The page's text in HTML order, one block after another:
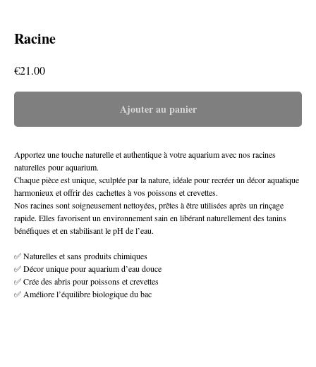
Racine
€21.00
Ajouter au panier
Apportez une touche naturelle et authentique à votre aquarium avec nos racines
naturelles pour aquarium.
Chaque pièce est unique, sculptée par la nature, idéale pour recréer un décor aquatique
harmonieux et offrir des cachettes à vos poissons et crevettes.
Nos racines sont soigneusement nettoyées, prêtes à être utilisées après un rinçage
rapide. Elles favorisent un environnement sain en libérant naturellement des tanins
bénéfiques et en stabilisant le pH de l’eau.
✅ Naturelles et sans produits chimiques
✅ Décor unique pour aquarium d’eau douce
✅ Crée des abris pour poissons et crevettes
✅ Améliore l’équilibre biologique du bac